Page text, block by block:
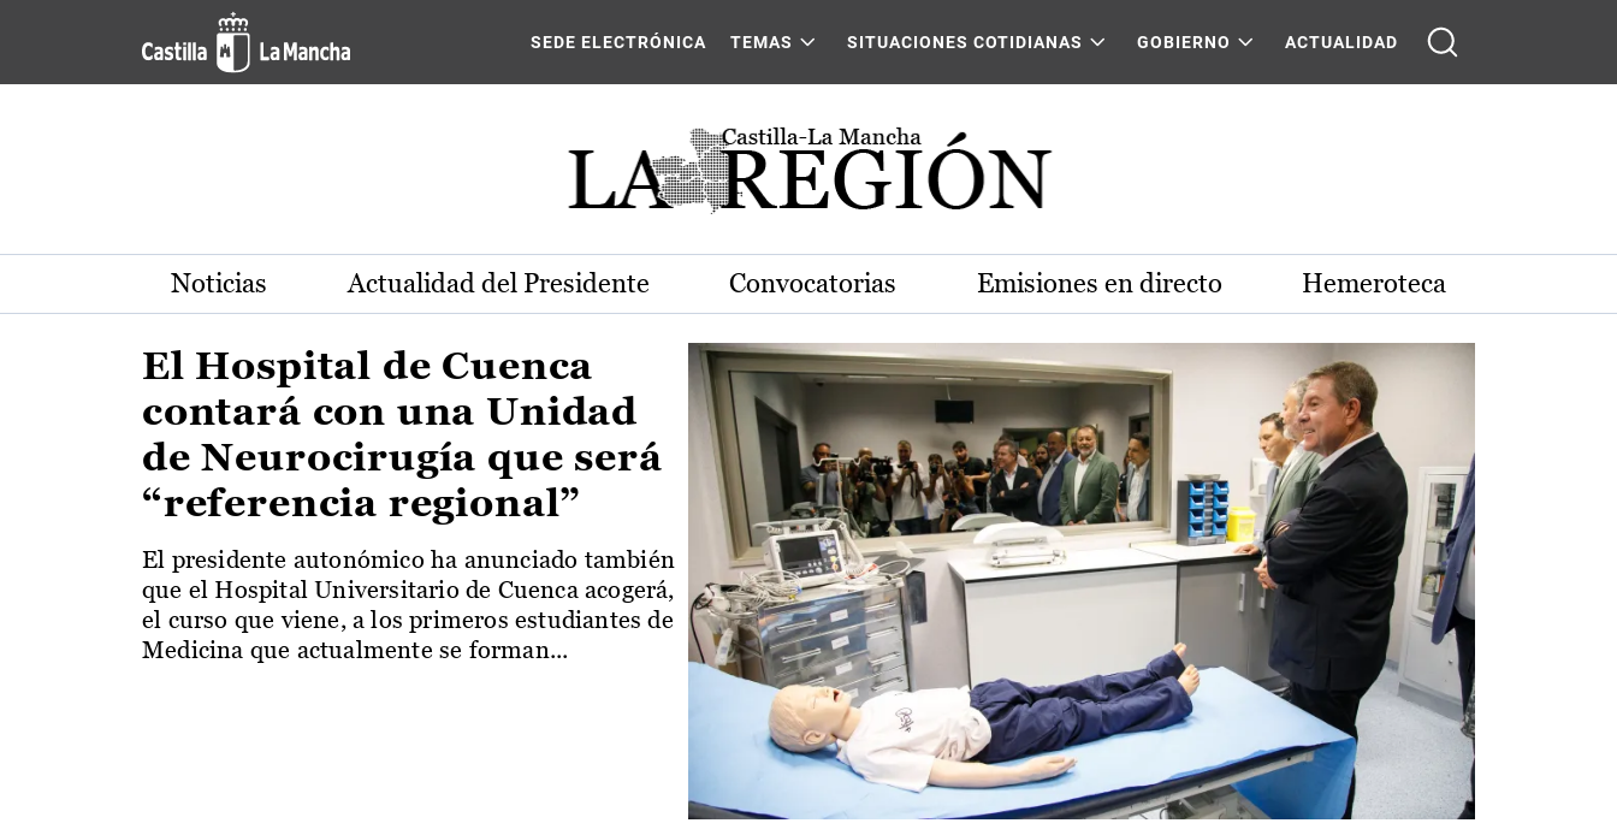
Pasar al contenido principal
Actualidad de la región de Castilla-La Mancha
SEDE ELECTRÓNICA TEMAS SITUACIONES COTIDIANAS GOBIERNO ACTUALIDAD
Noticias Actualidad del Presidente Convocatorias Emisiones en directo Hemeroteca
El Hospital de Cuenca
contará con una Unidad
de Neurocirugía que será
“referencia regional”
El presidente autonómico ha anunciado también
que el Hospital Universitario de Cuenca acogerá,
el curso que viene, a los primeros estudiantes de
Medicina que actualmente se forman...